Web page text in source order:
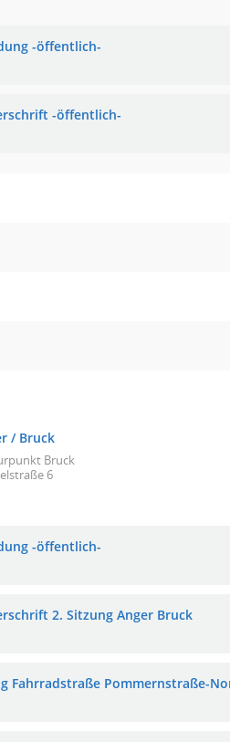
-öffentlich-
-öffentlich-
/ Bruck
Bruck
6
-öffentlich-
2. Sitzung Anger Bruck
Fahrradstraße Pommernstraße-